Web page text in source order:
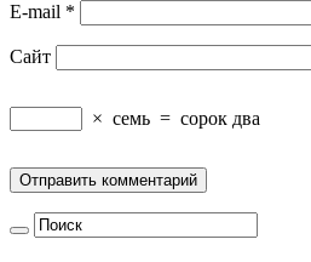
E-mail *
Сайт
× семь = сорок два